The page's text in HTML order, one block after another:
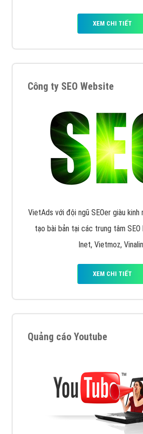
XEM CHI TIẾT
Công ty SEO Website
VietAds với đội ngũ SEOer giàu
tạo bài bản tại các trung tâm SEO
Inet, Vietmoz,
XEM CHI TIẾT
Quảng cáo Youtube